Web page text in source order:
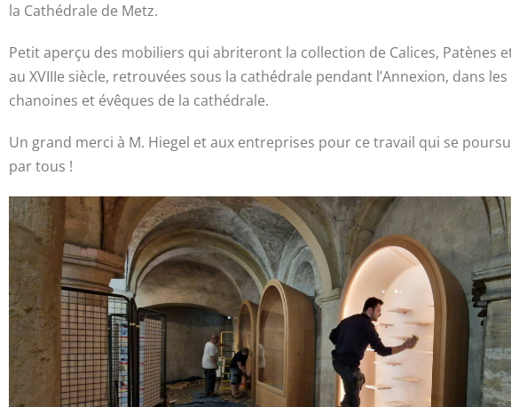
la Cathédrale de Metz.
Petit aperçu des mobiliers qui abriteront la collection de Calices, Patènes
au XVIIIe siècle, retrouvées sous la cathédrale pendant l’Annexion, dans
chanoines et évêques de la cathédrale.
Un grand merci à M. Hiegel et aux entreprises pour ce travail qui se
par tous !